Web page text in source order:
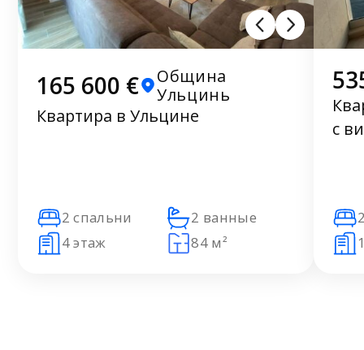
165 600 €
Община
Ульцинь
Квартира в Ульцине
2 спальни
2 ванные
4 этаж
84 м²
с